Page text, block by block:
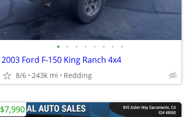
• • • • • • • •
2003 Ford F-150 King Ranch 4x4
8/6 243k mi Redding
$7,990